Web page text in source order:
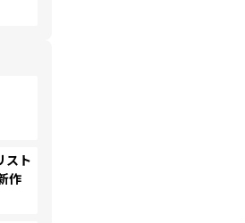
スト
作